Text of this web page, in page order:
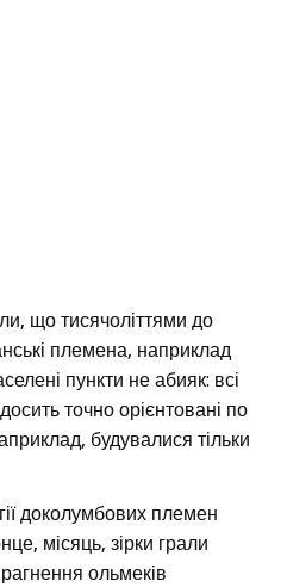
що тисячоліттями до
племена, наприклад
пункти не абияк: всі
досить точно орієнтовані по
будувалися тільки
доколумбових племен
місяць, зірки грали
ольмеків